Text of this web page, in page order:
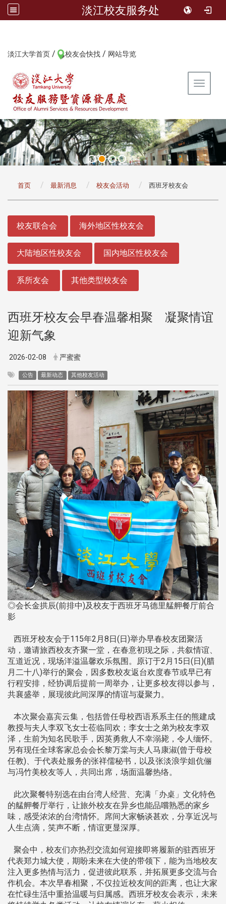
淡江校友服务处
淡江大学首页 / 校友会快找 / 网站导览
Toggle
首页 最新消息 校友会活动 西班牙校友会
校友联合会 海外地区性校友会
大陆地区性校友会 国内地区性校友会
系所友会 其他类型校友会
西班牙校友会早春温馨相聚 凝聚情谊
迎新气象
2026-02-08 严蜜蜜
公告 最新动态 其他校友活动
◎会长金拱辰(前排中)及校友于西班牙马德里艋舺餐厅前合
影
西班牙校友会于115年2月8日(日)举办早春校友团聚活
动，邀请旅西校友齐聚一堂，在春意初现之际，共叙情谊、
互道近况，现场洋溢温馨欢乐氛围。原订于2月15日(日)(腊
月二十八)举行的聚会，因多数校友返台欢度春节或早已有
行程安排，经协调后提前一周举办，让更多校友得以参与，
共襄盛举，展现彼此间深厚的情谊与凝聚力。
本次聚会嘉宾云集，包括曾任母校西语系系主任的熊建成
教授与夫人李双飞女士莅临同欢；李女士之弟为校友李双
泽，生前为知名民歌手，因英勇救人不幸溺毙，令人缅怀。
另有现任全球客家总会会长黎万棠与夫人马康淑(曾于母校
任教)、于代表处服务的张祥儒秘书，以及张淡浪学姐伉俪
与冯竹美校友等人，共同出席，场面温馨热络。
此次聚餐特别选在由台湾人经营、充满「办桌」文化特色
的艋舺餐厅举行，让旅外校友在异乡也能品嚐熟悉的家乡
味，感受浓浓的台湾情怀。席间大家畅谈甚欢，分享近况与
人生点滴，笑声不断，情谊更显深厚。
聚会中，校友们亦热烈交流如何迎接即将履新的驻西班牙
代表郑力城大使，期盼未来在大使的带领下，能为当地校友
注入更多热情与活力，促进彼此联系，并拓展更多交流与合
作机会。本次早春相聚，不仅拉近校友间的距离，也让大家
在忙碌生活中重拾温暖与归属感。西班牙校友会表示，未来